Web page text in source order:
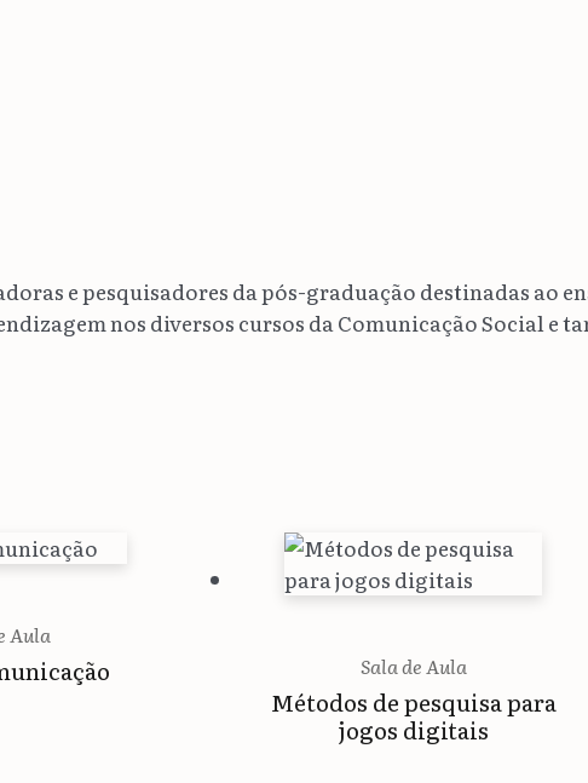
e pesquisadores da pós-graduação destinadas ao
nos diversos cursos da Comunicação Social e
Aula
Sala de Aula
Métodos de pesquisa para
jogos digitais